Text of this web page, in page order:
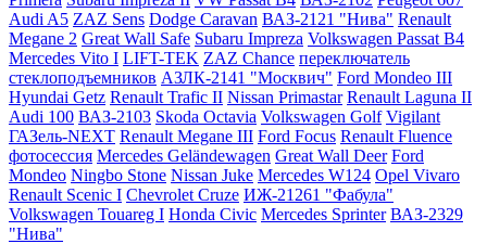
Audi A5 ZAZ Sens Dodge Caravan ВАЗ-2121 "Нива" Renault
Megane 2 Great Wall Safe Subaru Impreza Volkswagen Passat B4
Mercedes Vito I LIFT-TEK ZAZ Chance переключатель
стеклоподъемников АЗЛК-2141 "Москвич" Ford Mondeo III
Hyundai Getz Renault Trafic II Nissan Primastar Renault Laguna II
Audi 100 ВАЗ-2103 Skoda Octavia Volkswagen Golf Vigilant
ГАЗель-NEXT Renault Megane III Ford Focus Renault Fluence
фотосессия Mercedes Geländewagen Great Wall Deer Ford
Mondeo Ningbo Stone Nissan Juke Mercedes W124 Opel Vivaro
Renault Scenic I Chevrolet Cruze ИЖ-21261 "Фабула"
Volkswagen Touareg I Honda Civic Mercedes Sprinter ВАЗ-2329
"Нива"